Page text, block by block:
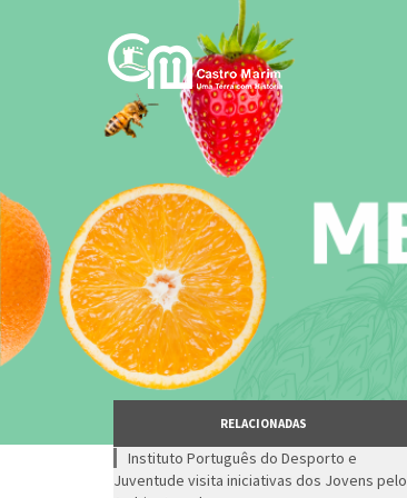
RELACIONADAS
Instituto Português do Desporto e
Juventude visita iniciativas dos Jovens pelo